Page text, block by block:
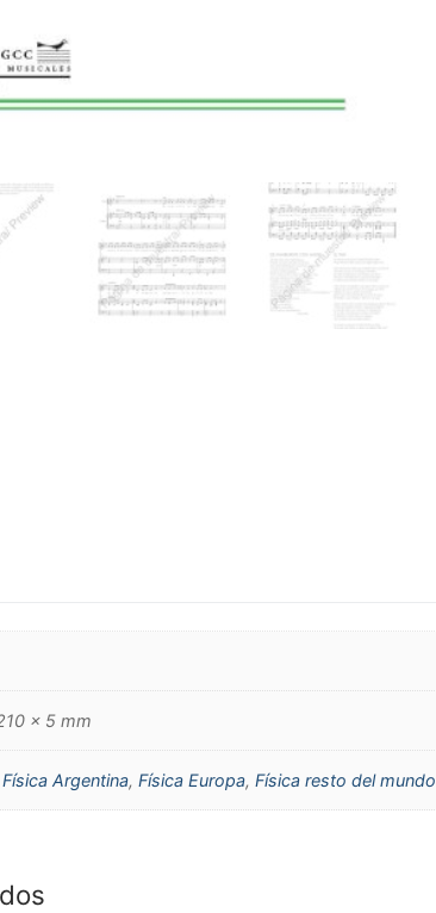
× 5 mm
Física Argentina,Física Europa,Física resto del mundo